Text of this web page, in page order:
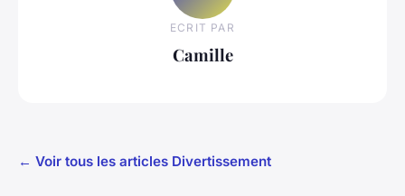
ECRIT PAR
Camille
← Voir tous les articles Divertissement